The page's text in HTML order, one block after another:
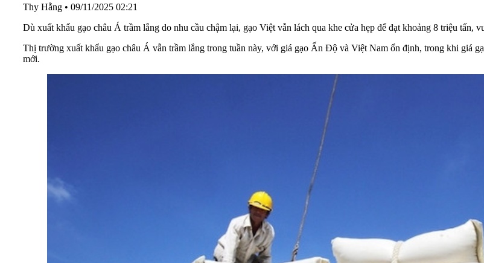
Thy Hằng • 09/11/2025 02:21
Dù xuất khẩu gạo châu Á trầm lắng do nhu cầu chậm lại, gạo Việt vẫn lách qua khe cửa hẹp để đạt khoảng 8 triệu tấn,
Thị trường xuất khẩu gạo châu Á vẫn trầm lắng trong tuần này, với giá gạo Ấn Độ và Việt Nam ổn định, trong khi giá
mới.